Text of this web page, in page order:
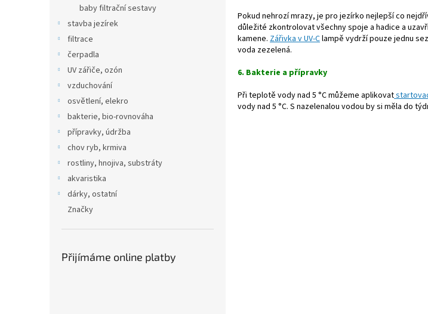
baby filtrační sestavy
stavba jezírek
filtrace
čerpadla
UV zářiče, ozón
vzduchování
osvětlení, elekro
bakterie, bio-rovnováha
přípravky, údržba
chov ryb, krmiva
rostliny, hnojiva, substráty
akvaristika
dárky, ostatní
Značky
Přijímáme online platby
Pokud nehrozí mrazy, je pro jezírko nejlepší co
důležité zkontrolovat všechny spoje a hadice a
kamene. Zářivka v UV-Clampě vydrží pouze jednu
voda zezelená.
6. Bakterie a přípravky
Při teplotě vody nad 5 °C můžeme aplikovat
vody nad 5 °C. S nazelenalou vodou by si měla do